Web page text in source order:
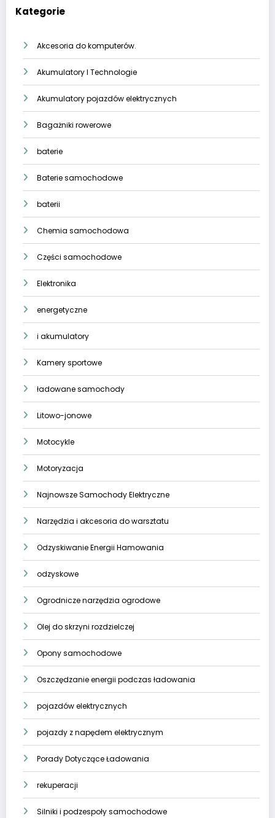
Kategorie
Akcesoria do komputerów.
Akumulatory I Technologie
Akumulatory pojazdów elektrycznych
Bagażniki rowerowe
baterie
Baterie samochodowe
baterii
Chemia samochodowa
Części samochodowe
Elektronika
energetyczne
i akumulatory
Kamery sportowe
ładowane samochody
Litowo-jonowe
Motocykle
Motoryzacja
Najnowsze Samochody Elektryczne
Narzędzia i akcesoria do warsztatu
Odzyskiwanie Energii Hamowania
odzyskowe
Ogrodnicze narzędzia ogrodowe
Olej do skrzyni rozdzielczej
Opony samochodowe
Oszczędzanie energii podczas ładowania
pojazdów elektrycznych
pojazdy z napędem elektrycznym
Porady Dotyczące Ładowania
rekuperacji
Silniki i podzespoły samochodowe